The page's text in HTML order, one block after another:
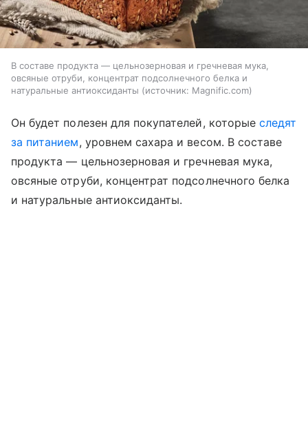
В составе продукта — цельнозерновая и гречневая мука,
овсяные отруби, концентрат подсолнечного белка и
натуральные антиоксиданты
источник: Magnific.com
Он будет полезен для покупателей, которыеследят
за питанием, уровнем сахара и весом. В составе
продукта — цельнозерновая и гречневая мука,
овсяные отруби, концентрат подсолнечного белка
и натуральные антиоксиданты.